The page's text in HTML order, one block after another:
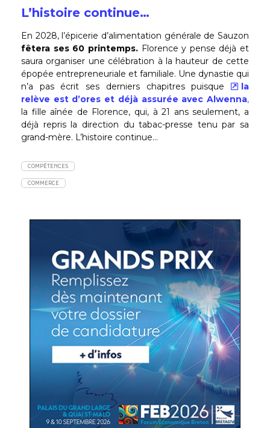
L’histoire continue…
En 2028, l’épicerie d’alimentation générale de Sauzon
fêtera ses 60 printemps.Florence y pense déjà et
saura organiser une célébration à la hauteur de cette
épopée entrepreneuriale et familiale. Une dynastie qui
n’a pas écrit ses derniers chapitres puisque
la
relève est d’ores et déjà assurée avec Alwenna,
la fille aînée de Florence, qui, à 21 ans seulement, a
déjà repris la direction du tabac-presse tenu par sa
grand-mère. L’histoire continue…
COMPÉTENCES
COMMERCE